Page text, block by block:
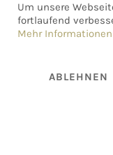
Um unsere
fortlaufend
Mehr Informationen
ABLEHNEN